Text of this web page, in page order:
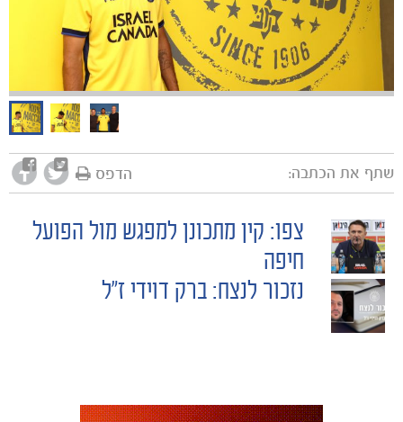
שתף את הכתבה: הדפס
POST
NAVIGATION
צפו: קין מתכונן למפגש מול הפועל
חיפה
נזכור לנצח: ברק דוידי ז"ל